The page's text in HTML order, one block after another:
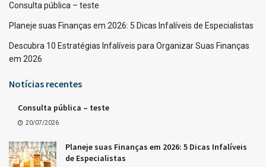
Consulta pública – teste
Planeje suas Finanças em 2026: 5 Dicas Infalíveis de Especialistas
Descubra 10 Estratégias Infalíveis para Organizar Suas Finanças
em 2026
Notícias recentes
Consulta pública – teste
20/07/2026
Planeje suas Finanças em 2026: 5 Dicas Infalíveis
de Especialistas